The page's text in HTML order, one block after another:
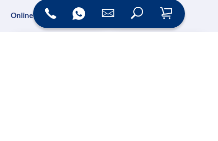
Online Shop